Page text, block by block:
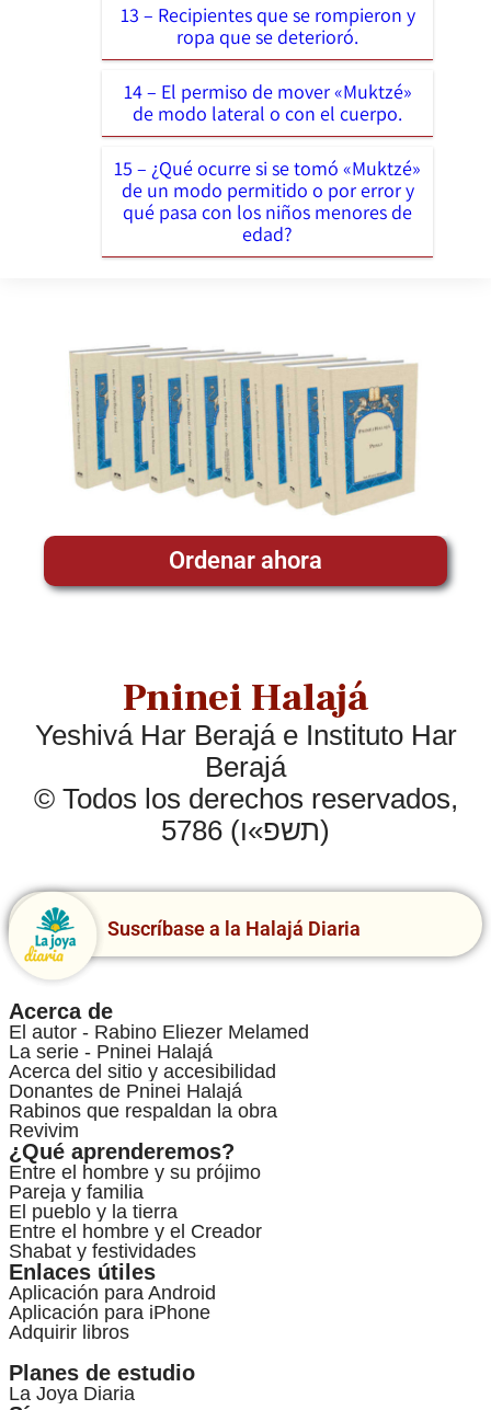
13 – Recipientes que se rompieron y
ropa que se deterioró.
14 – El permiso de mover «Muktzé»
de modo lateral o con el cuerpo.
15 – ¿Qué ocurre si se tomó «Muktzé»
de un modo permitido o por error y
qué pasa con los niños menores de
edad?
Ordenar ahora
Pninei Halajá
Yeshivá Har Berajá e Instituto Har
Berajá
© Todos los derechos reservados,
5786 (תשפ»ו)
Suscríbase a la Halajá Diaria
Acerca de
El autor - Rabino Eliezer Melamed
La serie - Pninei Halajá
Acerca del sitio y accesibilidad
Donantes de Pninei Halajá
Rabinos que respaldan la obra
Revivim
¿Qué aprenderemos?
Entre el hombre y su prójimo
Pareja y familia
El pueblo y la tierra
Entre el hombre y el Creador
Shabat y festividades
Enlaces útiles
Aplicación para Android
Aplicación para iPhone
Adquirir libros
Planes de estudio
La Joya Diaria